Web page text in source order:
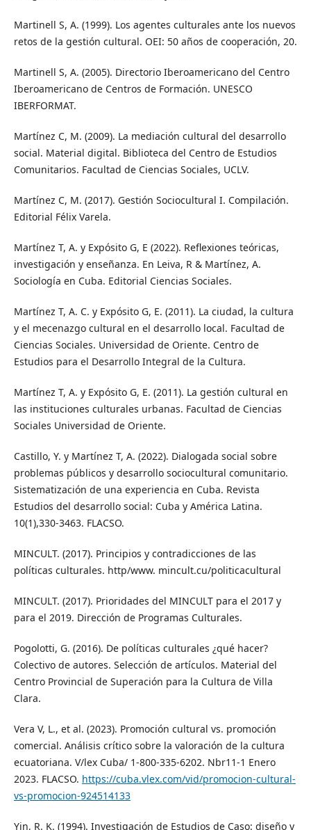
Martinell S, A. (1999). Los agentes culturales ante los nuevos
retos de la gestión cultural. OEI: 50 años de cooperación, 20.
Martinell S, A. (2005). Directorio Iberoamericano del Centro
Iberoamericano de Centros de Formación. UNESCO
IBERFORMAT.
Martínez C, M. (2009). La mediación cultural del desarrollo
social. Material digital. Biblioteca del Centro de Estudios
Comunitarios. Facultad de Ciencias Sociales, UCLV.
Martínez C, M. (2017). Gestión Sociocultural I. Compilación.
Editorial Félix Varela.
Martínez T, A. y Expósito G, E (2022). Reflexiones teóricas,
investigación y enseñanza. En Leiva, R & Martínez, A.
Sociología en Cuba. Editorial Ciencias Sociales.
Martínez T, A. C. y Expósito G, E. (2011). La ciudad, la cultura
y el mecenazgo cultural en el desarrollo local. Facultad de
Ciencias Sociales. Universidad de Oriente. Centro de
Estudios para el Desarrollo Integral de la Cultura.
Martínez T, A. y Expósito G, E. (2011). La gestión cultural en
las instituciones culturales urbanas. Facultad de Ciencias
Sociales Universidad de Oriente.
Castillo, Y. y Martínez T, A. (2022). Dialogada social sobre
problemas públicos y desarrollo sociocultural comunitario.
Sistematización de una experiencia en Cuba. Revista
Estudios del desarrollo social: Cuba y América Latina.
10(1),330-3463. FLACSO.
MINCULT. (2017). Principios y contradicciones de las
políticas culturales. http/www. mincult.cu/politicacultural
MINCULT. (2017). Prioridades del MINCULT para el 2017 y
para el 2019. Dirección de Programas Culturales.
Pogolotti, G. (2016). De políticas culturales ¿qué hacer?
Colectivo de autores. Selección de artículos. Material del
Centro Provincial de Superación para la Cultura de Villa
Clara.
Vera V, L., et al. (2023). Promoción cultural vs. promoción
comercial. Análisis crítico sobre la valoración de la cultura
ecuatoriana. V/lex Cuba/ 1-800-335-6202. Nbr11-1 Enero
2023. FLACSO. https://cuba.vlex.com/vid/promocion-cultural-
vs-promocion-924514133
Yin, R. K. (1994). Investigación de Estudios de Caso: diseño y